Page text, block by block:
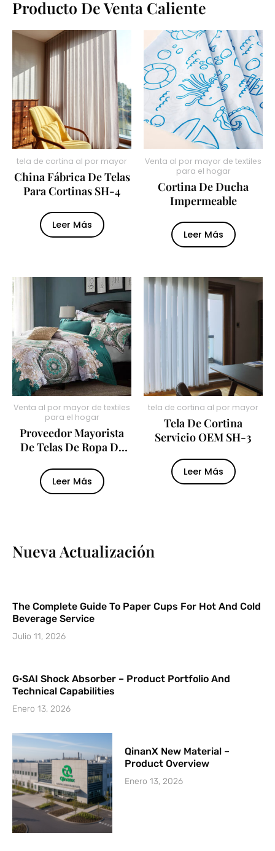
Producto De Venta Caliente
tela de cortina al por mayor
China Fábrica De Telas
Para Cortinas SH-4
Leer Más
Venta al por mayor de textiles
para el hogar
Cortina De Ducha
Impermeable
Leer Más
Venta al por mayor de textiles
para el hogar
Proveedor Mayorista
De Telas De Ropa De
Elegante
Leer Más
tela de cortina al por mayor
Tela De Cortina
Servicio OEM SH-3
Leer Más
Nueva Actualización
The Complete Guide To Paper Cups For Hot And Cold
Beverage Service
Julio 11, 2026
G·SAI Shock Absorber – Product Portfolio And
Technical Capabilities
Enero 13, 2026
QinanX New Material –
Product Overview
Enero 13, 2026